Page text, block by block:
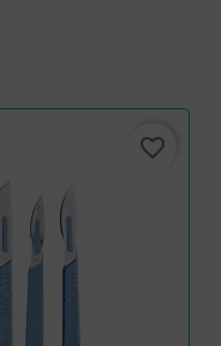
favorite_border